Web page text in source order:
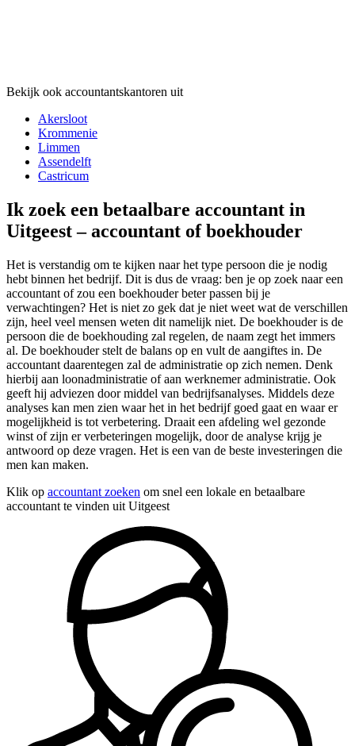
Bekijk ook accountantskantoren uit
Akersloot
Krommenie
Limmen
Assendelft
Castricum
Ik zoek een betaalbare accountant in
Uitgeest – accountant of boekhouder
Het is verstandig om te kijken naar het type persoon die je nodig
hebt binnen het bedrijf. Dit is dus de vraag: ben je op zoek naar een
accountant of zou een boekhouder beter passen bij je
verwachtingen? Het is niet zo gek dat je niet weet wat de verschillen
zijn, heel veel mensen weten dit namelijk niet. De boekhouder is de
persoon die de boekhouding zal regelen, de naam zegt het immers
al. De boekhouder stelt de balans op en vult de aangiftes in. De
accountant daarentegen zal de administratie op zich nemen. Denk
hierbij aan loonadministratie of aan werknemer administratie. Ook
geeft hij adviezen door middel van bedrijfsanalyses. Middels deze
analyses kan men zien waar het in het bedrijf goed gaat en waar er
mogelijkheid is tot verbetering. Draait een afdeling wel gezonde
winst of zijn er verbeteringen mogelijk, door de analyse krijg je
antwoord op deze vragen. Het is een van de beste investeringen die
men kan maken.
Klik op accountant zoeken om snel een lokale en betaalbare
accountant te vinden uit Uitgeest